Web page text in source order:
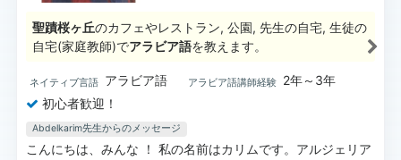
聖蹟桜ヶ丘のカフェやレストラン, 公園, 先生の自宅, 生徒の
自宅(家庭教師)でアラビア語を教えます。
ネイティブ言語 アラビア語 アラビア語講師経験
2年～3年
初心者歓迎！
Abdelkarim先生からのメッセージ
こんにちは、みんな ！ 私の名前はカリムです。アルジェリア